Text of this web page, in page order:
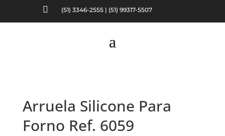
 (51) 3346-2555 | (51) 99317-5507
Arruela Silicone Para
Forno Ref. 6059